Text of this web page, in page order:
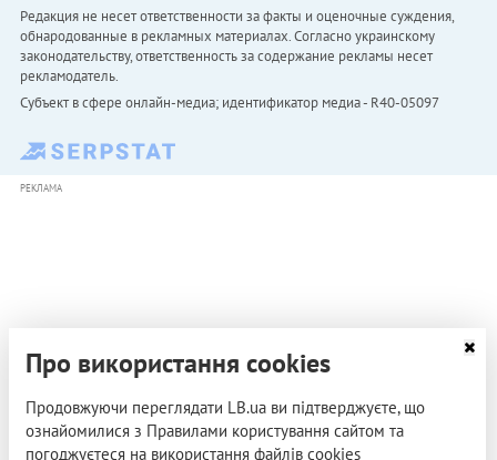
Редакция не несет ответственности за факты и оценочные суждения,
обнародованные в рекламных материалах. Согласно украинскому
законодательству, ответственность за содержание рекламы несет
рекламодатель.
Субъект в сфере онлайн-медиа; идентификатор медиа - R40-05097
РЕКЛАМА
Про використання cookies
Продовжуючи переглядати LB.ua ви підтверджуєте, що
ознайомилися з Правилами користування сайтом та
погоджуєтеся на використання файлів cookies